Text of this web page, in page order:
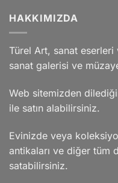
HAKKIMIZDA
Türel Art, sanat
sanat galerisi ve
Web sitemizden
ile satın alabilirsiniz.
Evinizde veya
antikaları ve diğer tüm
satabilirsiniz.